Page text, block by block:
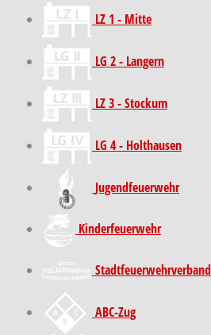
LZ 1 - Mitte
LG 2 - Langern
LZ 3 - Stockum
LG 4 - Holthausen
Jugendfeuerwehr
Kinder­feuer­wehr
Stadt­feuer­wehr­verband
ABC-Zug